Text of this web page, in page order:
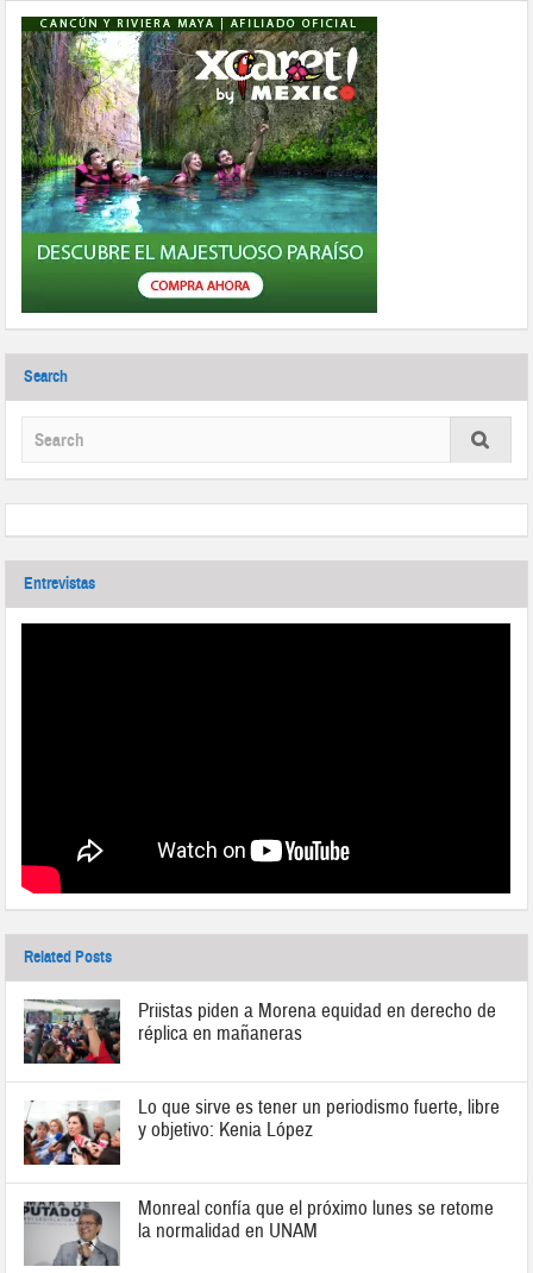
Search
Entrevistas
Related Posts
Priistas piden a Morena equidad en derecho de
réplica en mañaneras
Lo que sirve es tener un periodismo fuerte, libre
y objetivo: Kenia López
Monreal confía que el próximo lunes se retome
la normalidad en UNAM